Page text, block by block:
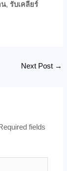
น,รับเคลียร์
Next Post →
fields